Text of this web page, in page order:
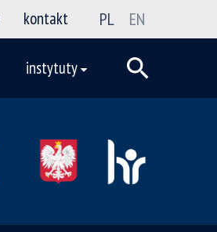
kontakt PL EN
instytuty